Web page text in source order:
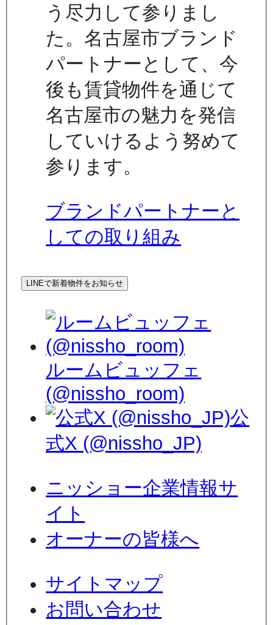
う尽力して参りまし
た。名古屋市ブランド
パートナーとして、今
後も賃貸物件を通じて
名古屋市の魅力を発信
していけるよう努めて
参ります。
ブランドパートナーと
しての取り組み
LINEで新着物件をお知らせ
ルームビュッフェ
(@nissho_room)
公
式X (@nissho_JP)
ニッショー企業情報サ
イト
オーナーの皆様へ
サイトマップ
お問い合わせ